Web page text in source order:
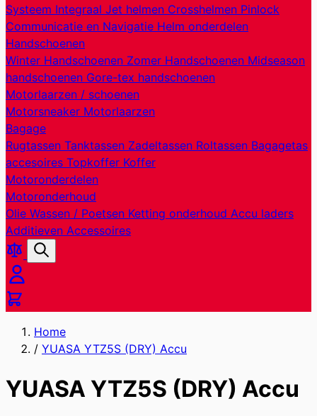
Systeem Integraal Jet helmen Crosshelmen Pinlock
Communicatie en Navigatie Helm onderdelen
Handschoenen
Winter Handschoenen Zomer Handschoenen Midseason
handschoenen Gore-tex handschoenen
Motorlaarzen / schoenen
Motorsneaker Motorlaarzen
Bagage
Rugtassen Tanktassen Zadeltassen Roltassen Bagagetas
accesoires Topkoffer Koffer
Motoronderdelen
Motoronderhoud
Olie Wassen / Poetsen Ketting onderhoud Accu laders
Additieven Accessoires
Producten
vergelijken
Zoek
Cart
Home
/ YUASA YTZ5S (DRY) Accu
YUASA YTZ5S (DRY) Accu